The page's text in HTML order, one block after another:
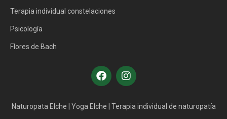
Terapia individual constelaciones
Psicología
Flores de Bach
Naturopata Elche Yoga Elche Terapia individual de naturopatía